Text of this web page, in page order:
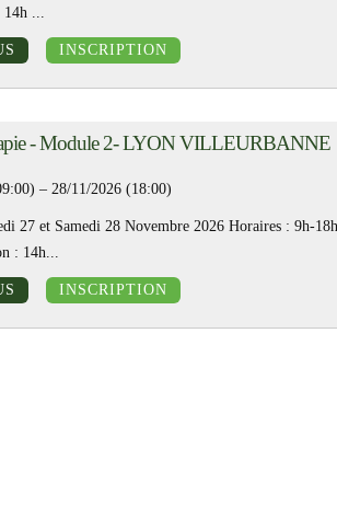
...
INSCRIPTION
- Module 2- LYON VILLEURBANNE
– 28/11/2026 (18:00)
27 et Samedi 28 Novembre 2026 Horaires : 9h-
: 14h...
INSCRIPTION